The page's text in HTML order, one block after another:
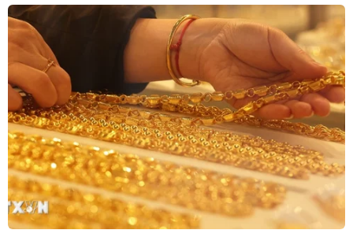
Tỷ phú Jeff Bezos bán 15 triệu cổ
phiếu Amazon trị giá hơn 4 tỷ USD
04/08/2026 23:29
Điện thoại gập Galaxy Z8 của
Samsung lập kỷ lục về lượng đặt
trước ở Hàn Quốc ​
04/08/2026 23:22